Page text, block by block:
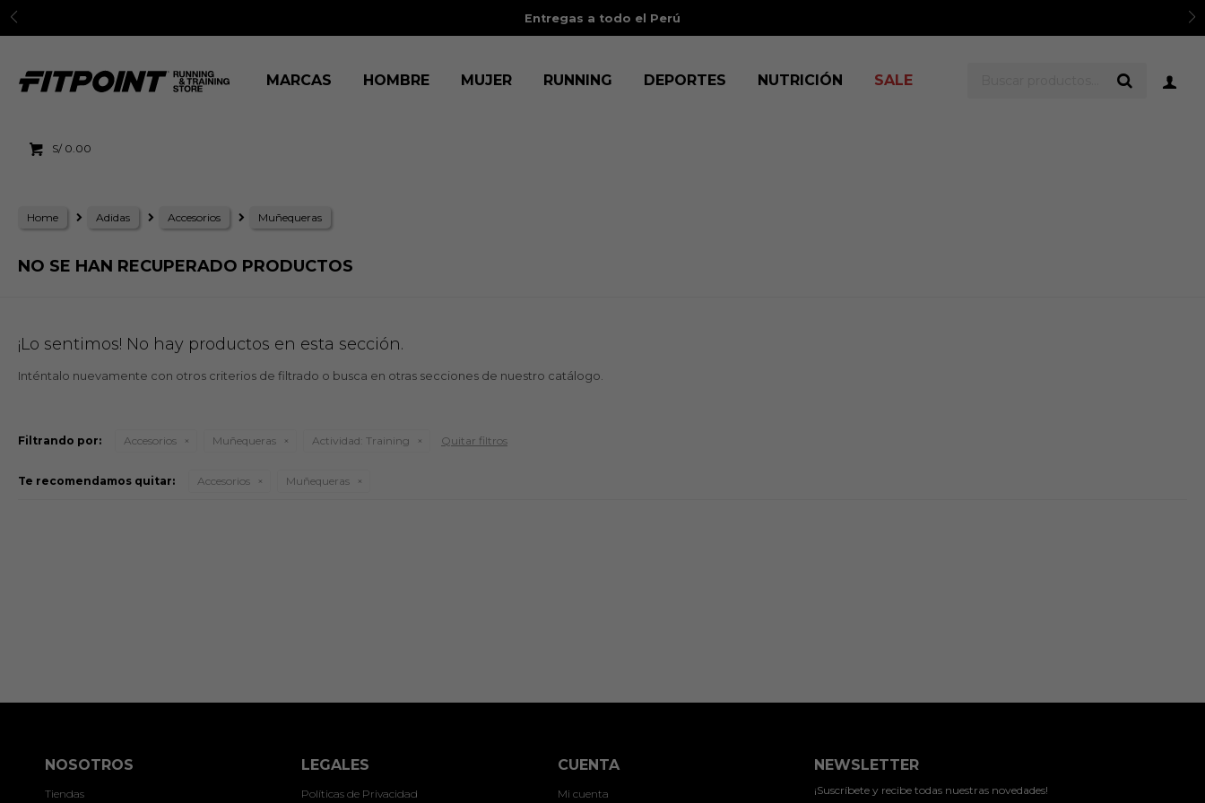
Entregas a todo el Perú
MARCAS HOMBRE MUJER RUNNING DEPORTES NUTRICIÓN SALE
S/ 0.00
Home Adidas Accesorios Muñequeras
NO SE HAN RECUPERADO PRODUCTOS
¡Lo sentimos! No hay productos en esta sección.
Inténtalo nuevamente con otros criterios de filtrado o busca en otras secciones de nuestro catálogo.
Filtrando por: Accesorios Muñequeras Actividad: Training Quitar filtros
Te recomendamos quitar: Accesorios Muñequeras
NOSOTROS
Tiendas
LEGALES
Políticas de Privacidad
CUENTA
Mi cuenta
NEWSLETTER
¡Suscríbete y recibe todas nuestras novedades!